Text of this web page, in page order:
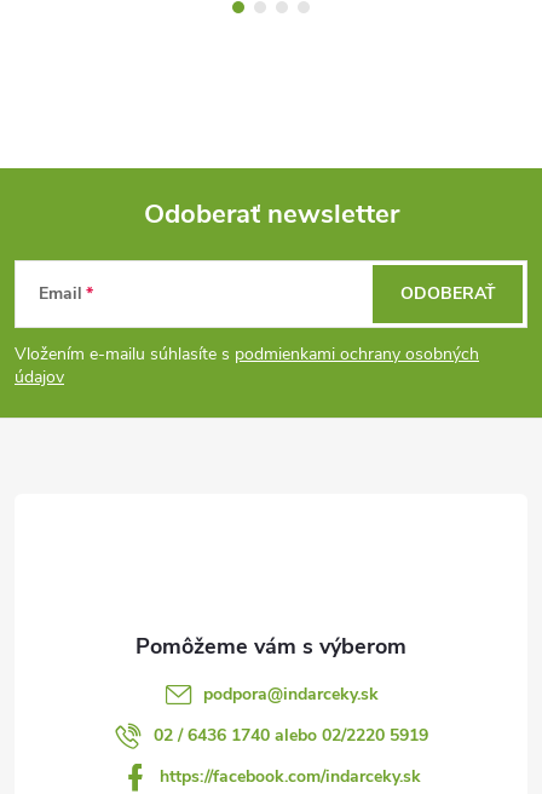
Z
á
p
Odoberať newsletter
Email
Vložením e-mailu súhlasíte s podmienkami ochrany osobných
údajov
ODOBERAŤ
podpora@indarceky.sk
02 / 6436 1740 alebo 02/2220 5919
https://facebook.com/indarceky.sk